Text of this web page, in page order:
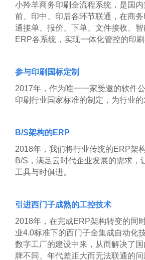
小羚羊商务印刷全流程系统，是国
前、印中、印后各环节联通，在商
通接单、报价、下单、文件接收、
ERP各系统，实现一体化管控的印刷
参与印刷国标定制
2017年，作为唯一一家受邀的软件
印刷行业国家标准的制定，为行业的
B/S架构的ERP
2018年，我们将行业传统的ERP架
B/S，满足云时代企业发展的需求，
工具与时俱进。
引进西门子成熟的工控技术
2018年，在完成ERP架构转变的同
业4.0标准下的西门子全集成自动化
数字工厂的建设中来，从而解决了
牌不同、年代差距大而无法联通的